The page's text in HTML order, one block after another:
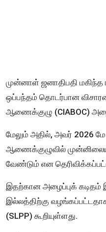
முன்னாள் ஜனாதிபதி மகிந்த
ஒப்பந்தம் தொடர்பான
ஆணைக்குழு (CIABOC)
மேலும் அதில், அவர் 2026
ஆணைக்குழுவில்
வேண்டும் என
இதற்கான அழைப்புக் கடிதம்
இல்லத்திற்கு
(SLPP) கூறியுள்ளது.